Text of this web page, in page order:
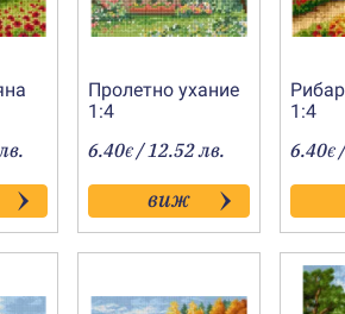
Пролетно ухание
1:4
6.40€ / 12.52 лв.
виж
1:4
6.40€/